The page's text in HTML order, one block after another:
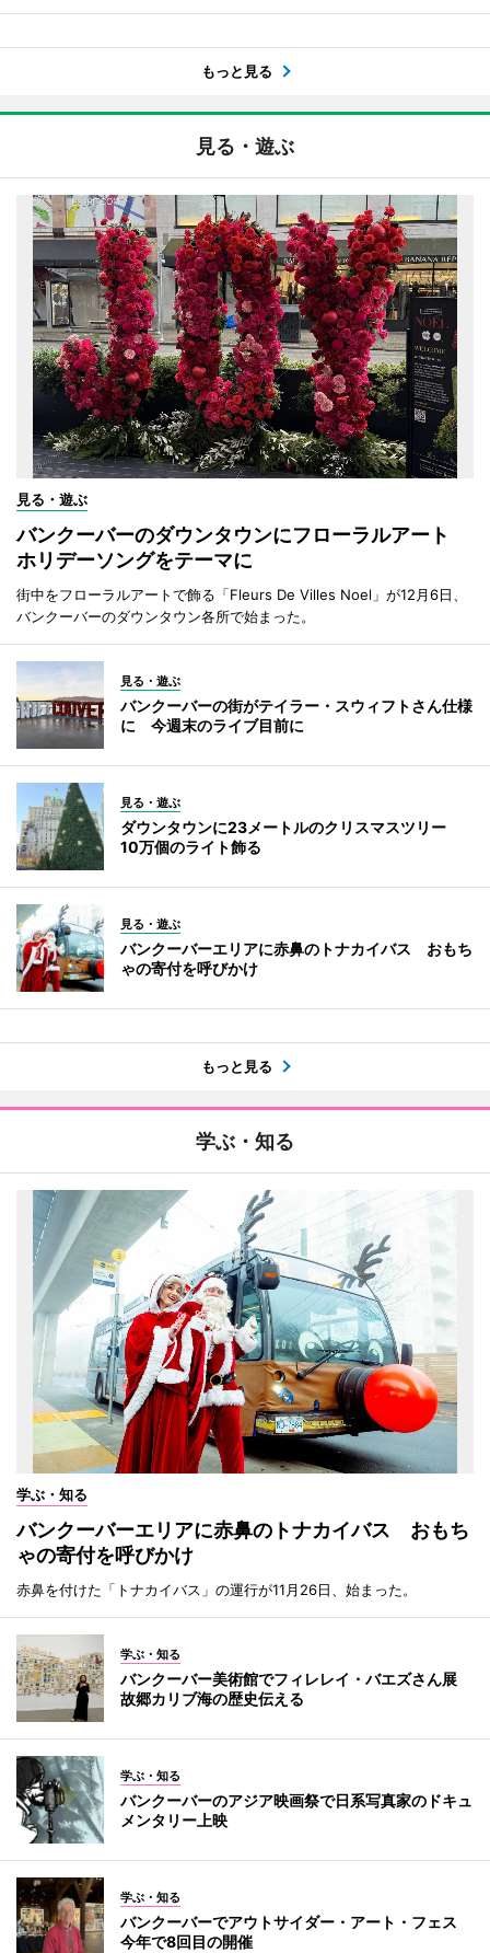
もっと見る
見る・遊ぶ
見る・遊ぶ
バンクーバーのダウンタウンにフローラルアート
ホリデーソングをテーマに
街中をフローラルアートで飾る「Fleurs De Villes Noel」が12月6日、
バンクーバーのダウンタウン各所で始まった。
見る・遊ぶ
バンクーバーの街がテイラー・スウィフトさん仕様
に 今週末のライブ目前に
見る・遊ぶ
ダウンタウンに23メートルのクリスマスツリー
10万個のライト飾る
見る・遊ぶ
バンクーバーエリアに赤鼻のトナカイバス おもち
ゃの寄付を呼びかけ
もっと見る
学ぶ・知る
学ぶ・知る
バンクーバーエリアに赤鼻のトナカイバス おもち
ゃの寄付を呼びかけ
赤鼻を付けた「トナカイバス」の運行が11月26日、始まった。
学ぶ・知る
バンクーバー美術館でフィレレイ・バエズさん展
故郷カリブ海の歴史伝える
学ぶ・知る
バンクーバーのアジア映画祭で日系写真家のドキュ
メンタリー上映
学ぶ・知る
バンクーバーでアウトサイダー・アート・フェス
今年で8回目の開催